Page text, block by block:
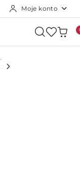
Moje konto